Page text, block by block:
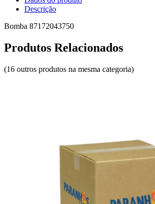
Descrição
Bomba 87172043750
Produtos Relacionados
(16 outros produtos na mesma categoria)